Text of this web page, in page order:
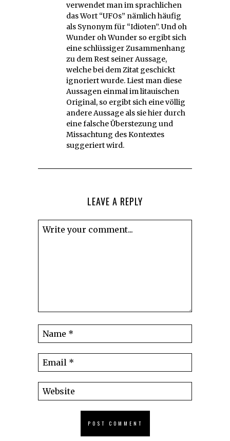
verwendet man im sprachlichen
das Wort “UFOs” nämlich häufig
als Synonym für “Idioten”. Und oh
Wunder oh Wunder so ergibt sich
eine schlüssiger Zusammenhang
zu dem Rest seiner Aussage,
welche bei dem Zitat geschickt
ignoriert wurde. Liest man diese
Aussagen einmal im litauischen
Original, so ergibt sich eine völlig
andere Aussage als sie hier durch
eine falsche Überstezung und
Missachtung des Kontextes
suggeriert wird.
LEAVE A REPLY